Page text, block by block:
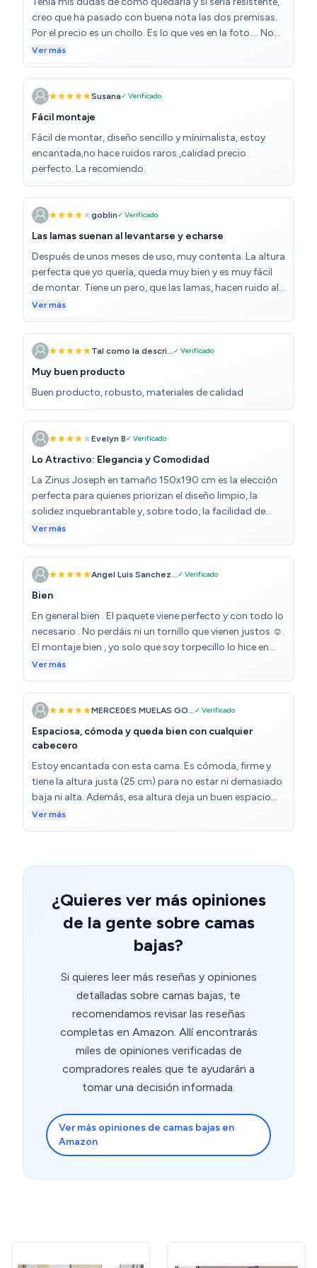
creo que ha pasado con buena nota las dos premisas.
Por el precio es un chollo. Es lo que ves en la foto.... No
engaña.
Ver más
Susana✓ Verificado
Fácil montaje
Fácil de montar, diseño sencillo y mínimalista, estoy
encantada,no hace ruidos raros.,calidad precio
perfecto. La recomiendo.
goblin✓ Verificado
Las lamas suenan al levantarse y echarse
Después de unos meses de uso, muy contenta. La altura
perfecta que yo quería, queda muy bien y es muy fácil
de montar. Tiene un pero, que las lamas, hacen ruido al
levantarse y echarse y despiertas al de al lado. No le
pongo 5 estrellas por eso, porque es bastante molesto.
No sé por qué lo hace, he movido las lamas, les he
puesto tela, pero es la madera en sí, yo creo. Pero por el
precio tampoco se puede pedir más.
Ver más
Tal como la descri... ✓ Verificado
Muy buen producto
Buen producto, robusto, materiales de calidad
Evelyn B✓ Verificado
Lo Atractivo: Elegancia y Comodidad
La Zinus Joseph en tamaño 150x190 cm es la elección
perfecta para quienes priorizan el diseño limpio, la
solidez inquebrantable y, sobre todo, la facilidad de
montaje. Es una inversión inteligente que simplifica tu
vida al eliminar la necesidad del somier. Es la base de
cama ideal para un descanso robusto y estéticamente
agradable.
Ver más
Angel Luis Sanchez... ✓ Verificado
Bien
En general bien . El paquete viene perfecto y con todo lo
necesario . No perdáis ni un tornillo que vienen justos ☺️.
El montaje bien , yo solo que soy torpecillo lo hice en
una hora aprox . La primera noche bien , es estable y
con mucho soporte de suelo . Buena relación calidad
precio
Ver más
MERCEDES MUELAS GO... ✓ Verificado
Espaciosa, cómoda y queda bien con cualquier
cabecero
Estoy encantada con esta cama. Es cómoda, firme y
tiene la altura justa (25 cm) para no estar ni demasiado
baja ni alta. Además, esa altura deja un buen espacio
debajo para guardar cosas, como cajas, zapatos o
maletas, lo cual me ha venido genial para aprovechar al
perfectamente a cualquier cabecero, así que puedes
personalizarla a tu gusto sin complicaciones. En
resumen: bonita, práctica, cómoda y con espacio extra
que se agradece. ¡Una compra redonda!
Ver más
¿Quieres ver más opiniones
de la gente sobre camas
bajas?
Si quieres leer más reseñas y opiniones
detalladas sobre camas bajas, te
recomendamos revisar las reseñas
completas en Amazon. Allí encontrarás
miles de opiniones verificadas de
compradores reales que te ayudarán a
tomar una decisión informada.
Ver más opiniones de camas bajas en
Amazon